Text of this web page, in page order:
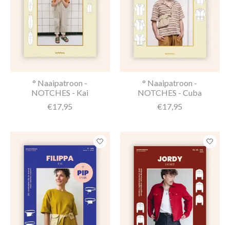
° Naaipatroon -
NOTCHES - Kai
€17,95
° Naaipatroon -
NOTCHES - Cuba
€17,95